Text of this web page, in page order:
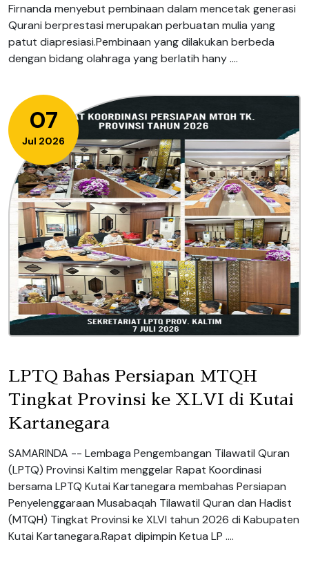
Firnanda menyebut pembinaan dalam mencetak generasi
Qurani berprestasi merupakan perbuatan mulia yang
patut diapresiasi.Pembinaan yang dilakukan berbeda
dengan bidang olahraga yang berlatih hany ....
07
Jul 2026
LPTQ Bahas Persiapan MTQH
Tingkat Provinsi ke XLVI di Kutai
Kartanegara
SAMARINDA -- Lembaga Pengembangan Tilawatil Quran
(LPTQ) Provinsi Kaltim menggelar Rapat Koordinasi
bersama LPTQ Kutai Kartanegara membahas Persiapan
Penyelenggaraan Musabaqah Tilawatil Quran dan Hadist
(MTQH) Tingkat Provinsi ke XLVI tahun 2026 di Kabupaten
Kutai Kartanegara.Rapat dipimpin Ketua LP ....